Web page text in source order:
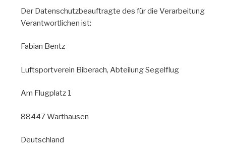
Der Datenschutzbeauftragte des für die Verarbeitung
Verantwortlichen ist:
Fabian Bentz
Luftsportverein Biberach, Abteilung Segelflug
Am Flugplatz 1
88447 Warthausen
Deutschland